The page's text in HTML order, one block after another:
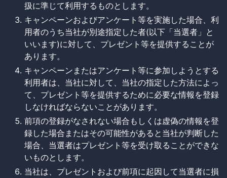
扱に準じて利用するものとします。
キャンペーンおよびアンケート等を実施した場合、利
用者のうち当社が別途指定した者(以下「当選者」と
いいます)に対して、プレゼント等を提供することが
あります。
キャンペーンまたはアンケート等に参加しようとする
利用者は、当社に対して、当社の指定した方法によっ
て、プレゼント等を提供するために必要な情報を登録
しなければならないことがあります。
前項の登録がなされない場合もしくは虚偽の情報を登
録した場合またはその可能性があると当社が判断した
場合、当選者はプレゼント等を受け取ることができな
いものとします。
当社は、プレゼントおよび前項に起因して当選者に損